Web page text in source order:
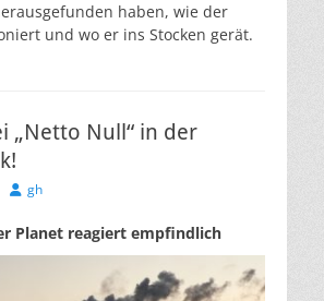
haben, wie der
und wo er ins Stocken gerät.
„Netto Null“ in der
Autor
gh
Planet reagiert empfindlich